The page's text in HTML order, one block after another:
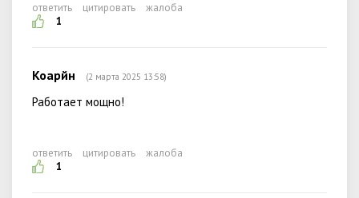
ответить цитировать
жалоба
1
Коарйн (2 марта 2025 13:58)
Работает мощно!
ответить цитировать
жалоба
1